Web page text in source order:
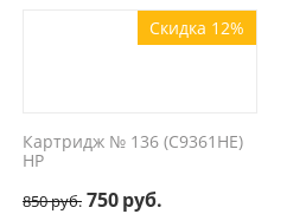
Скидка 12%
Картридж № 136 (C9361HE)
HP
850руб. 750руб.